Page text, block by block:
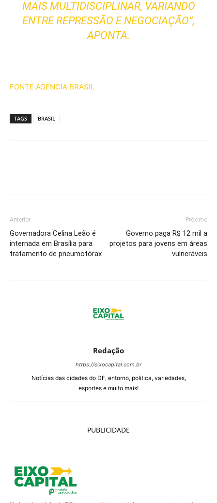
MAIS MULTIDISCIPLINAR, VARIANDO
ENTRE REPRESSÃO E NEGOCIAÇÃO”,
APONTA.
FONTE AGENCIA BRASIL
TAGS BRASIL
Anterior
Governadora Celina Leão é
internada em Brasília para
tratamento de pneumotórax
Próximo
Governo paga R$ 12 mil a
projetos para jovens em áreas
vulneráveis
Redação
https://eixocapital.com.br
Notícias das cidades do DF, entorno, politica, variedades,
esportes e muito mais!
PUBLICIDADE